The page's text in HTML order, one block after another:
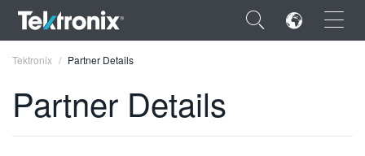
×
Tektronix Partner Details
Partner Details